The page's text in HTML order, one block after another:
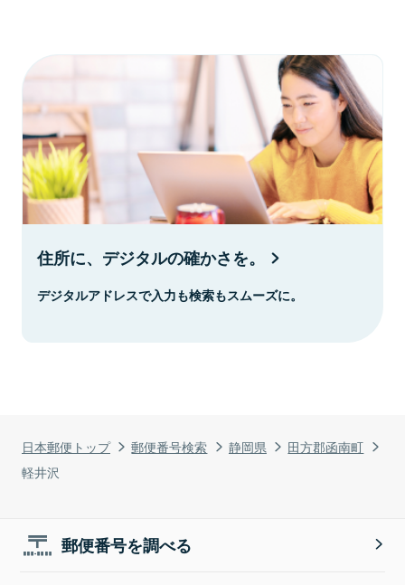
日本郵便トップ 郵便番号検索 静岡県
田方郡函南町
軽井沢
住所に、デジタルの確かさを。
デジタルアドレスで入力も検索もスムーズに。
郵便番号を調べる